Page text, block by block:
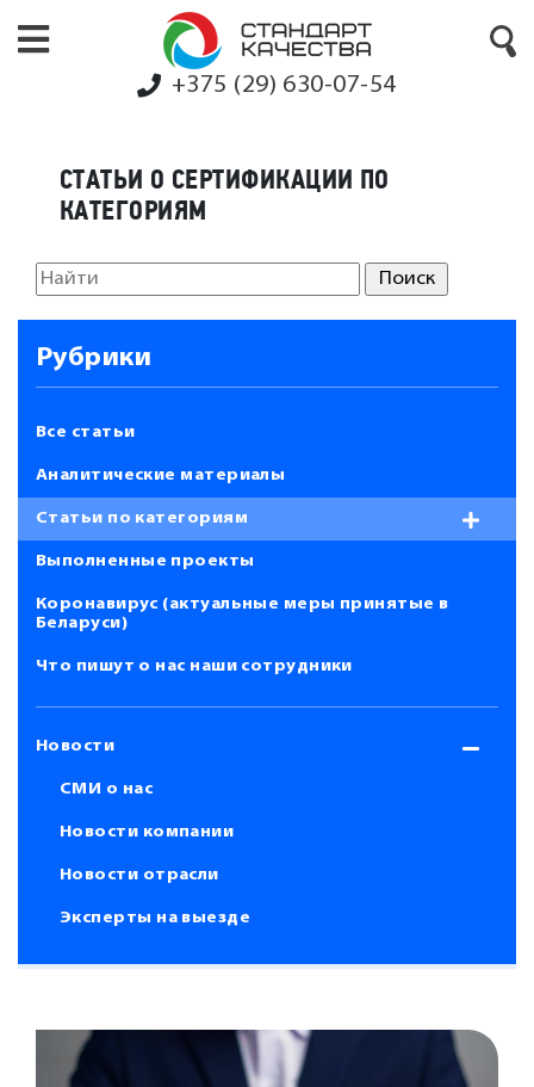
+375 (29) 630-07-54
СТАТЬИ О СЕРТИФИКАЦИИ ПО
КАТЕГОРИЯМ
Рубрики
Все статьи
Аналитические материалы
Статьи по категориям
Выполненные проекты
Коронавирус (актуальные меры принятые в
Беларуси)
Что пишут о нас наши сотрудники
Новости
СМИ о нас
Новости компании
Новости отрасли
Эксперты на выезде